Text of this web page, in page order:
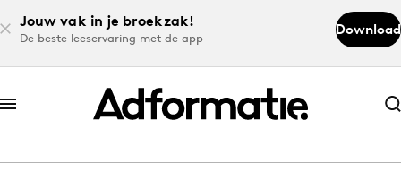
Jouw vak in je broekzak!
De beste leeservaring met de app
Download
Abonneer nu
Abonneer nu